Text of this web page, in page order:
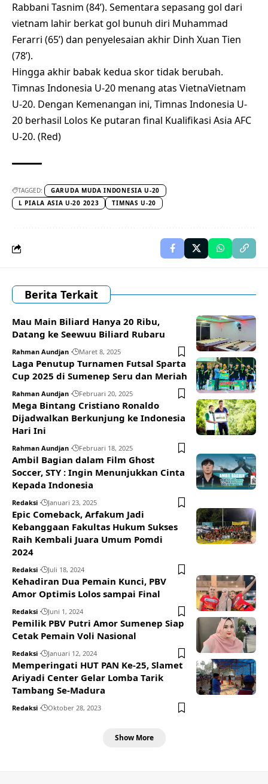
Rabbani Tasnim (84’). Sementara sepasang gol dari
vietnam lahir berkat gol bunuh diri Muhammad
Ferarri (65’) dan penyelesaian akhir Dinh Xuan Tien
(78’).
Hingga akhir babak kedua skor tidak berubah.
Timnas Indonesia U-20 menang atas VietnaVietnam
U-20. Dengan Kemenangan ini, Timnas Indonesia U-
20 berhasil Lolos Ke putaran final Kualifikasi Asia AFC
U-20. (Red)
TAGGED:
GARUDA MUDA INDONESIA U-20
L PIALA ASIA U-20 2023
TIMNAS U-20
Berita Terkait
Mau Main Biliard Hanya 20 Ribu,
Datang ke Seewuu Biliard Rubaru
Rahman Aundjan Maret 8, 2025
Laga Penutup Turnamen Futsal Sparta
Cup 2025 di Sumenep Seru dan Meriah
Rahman Aundjan Februari 20, 2025
Mega Bintang Cristiano Ronaldo
Dijadwalkan Berkunjung ke Indonesia
Hari Ini
Rahman Aundjan Februari 18, 2025
Ambil Bagian dalam Film Ghost
Soccer, STY : Ingin Menunjukkan Cinta
Kepada Indonesia
Redaksi Januari 23, 2025
Epic Comeback, Arfakum Jadi
Kebanggaan Fakultas Hukum Sukses
Raih Kembali Juara Umum Pomdi
2024
Redaksi Juli 18, 2024
Kehadiran Dua Pemain Kunci, PBV
Amor Optimis Lolos sampai Final
Redaksi Juni 1, 2024
Pemilik PBV Putri Amor Sumenep Siap
Cetak Pemain Voli Nasional
Redaksi Januari 12, 2024
Memperingati HUT PAN Ke-25, Slamet
Ariyadi Center Gelar Lomba Tarik
Tambang Se-Madura
Redaksi Oktober 28, 2023
Show More